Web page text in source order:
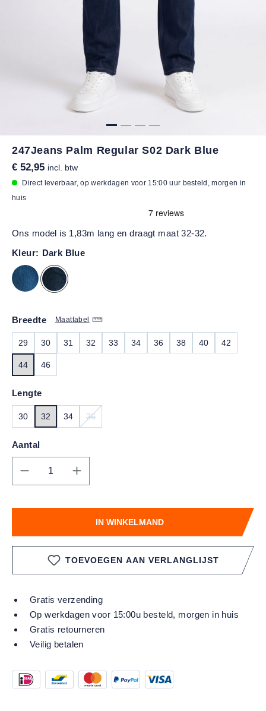
247Jeans Palm Regular S02 Dark Blue
€ 52,95 incl. btw
Direct leverbaar, op werkdagen voor 15:00 uur besteld, morgen in
huis
Ons model is 1,83m lang en draagt maat 32-32.
Kleur: Dark Blue
Maattabel
Breedte
29 30 31 32 33 34 36 38 40 42
44 46
Lengte
30 32 34 36
Aantal
Producthoeveelheid: Voer de gewenste
IN WINKELMAND
TOEVOEGEN AAN VERLANGLIJST
Gratis verzending
Op werkdagen voor 15:00u besteld, morgen in huis
Gratis retourneren
Veilig betalen